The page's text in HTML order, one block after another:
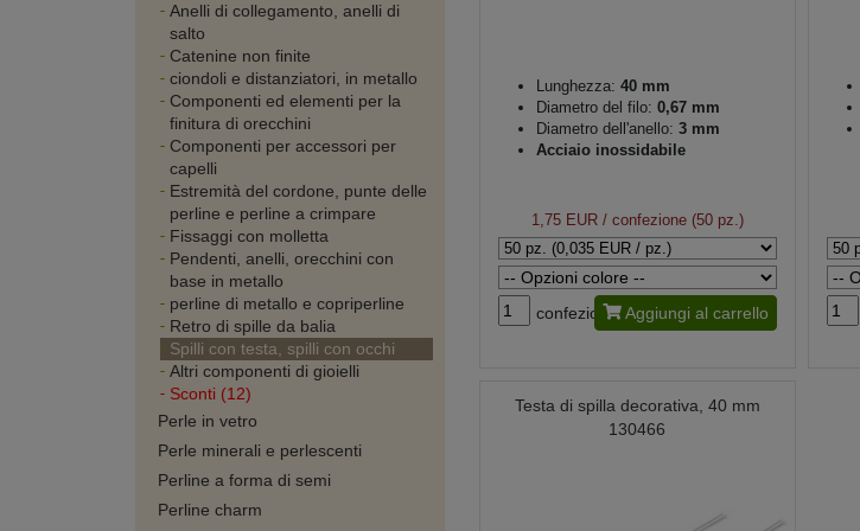
Anelli di collegamento, anelli di
salto
Catenine non finite
ciondoli e distanziatori, in metallo
Componenti ed elementi per la
finitura di orecchini
Componenti per accessori per
capelli
Estremità del cordone, punte delle
perline e perline a crimpare
Fissaggi con molletta
Pendenti, anelli, orecchini con
base in metallo
perline di metallo e copriperline
Retro di spille da balia
Spilli con testa, spilli con occhi
Altri componenti di gioielli
Sconti (12)
Perle in vetro
Perle minerali e perlescenti
Perline a forma di semi
Perline charm
Lunghezza: 40 mm
Diametro del filo: 0,67 mm
Diametro dell'anello: 3 mm
Acciaio inossidabile
1,75 EUR/ confezione (50 pz.)
confezione Aggiungi al carrello
Testa di spilla decorativa, 40 mm
130466